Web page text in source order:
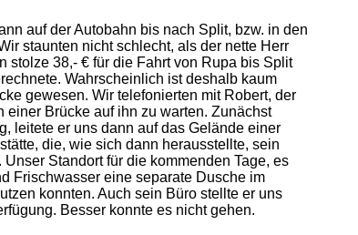
auf der Autobahn bis nach Split, bzw. in den
staunten nicht schlecht, als der nette Herr
stolze 38,- € für die Fahrt von Rupa bis Split
Wahrscheinlich ist deshalb kaum
gewesen. Wir telefonierten mit Robert, der
einer Brücke auf ihn zu warten. Zunächst
leitete er uns dann auf das Gelände einer
die, wie sich dann herausstellte, sein
Unser Standort für die kommenden Tage, es
Frischwasser eine separate Dusche im
konnten. Auch sein Büro stellte er uns
Besser konnte es nicht gehen.